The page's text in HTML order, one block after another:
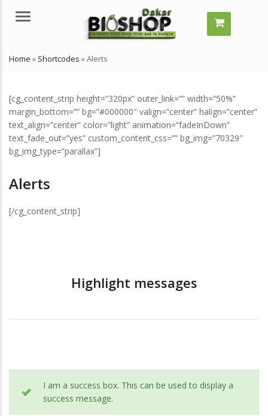
Menu
Home » Shortcodes »Alerts
[cg_content_strip height=”320px” outer_link=”” width=”50%”
margin_bottom=”” bg=”#000000″ valign=”center” halign=”center”
text_align=”center” color=”light” animation=”fadeInDown”
text_fade_out=”yes” custom_content_css=”” bg_img=”70329″
bg_img_type=”parallax”]
Alerts
[/cg_content_strip]
Highlight messages
I am a success box. This can be used to display a
success message.
grossir vite ?
solutions naturelles ?